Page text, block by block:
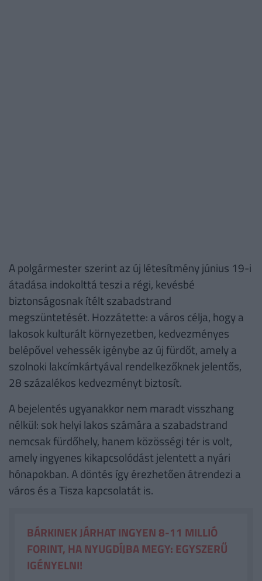
A polgármester szerint az új létesítmény június 19-i
átadása indokolttá teszi a régi, kevésbé
biztonságosnak ítélt szabadstrand
megszüntetését. Hozzátette: a város célja, hogy a
lakosok kulturált környezetben, kedvezményes
belépővel vehessék igénybe az új fürdőt, amely a
szolnoki lakcímkártyával rendelkezőknek jelentős,
28 százalékos kedvezményt biztosít.
A bejelentés ugyanakkor nem maradt visszhang
nélkül: sok helyi lakos számára a szabadstrand
nemcsak fürdőhely, hanem közösségi tér is volt,
amely ingyenes kikapcsolódást jelentett a nyári
hónapokban. A döntés így érezhetően átrendezi a
város és a Tisza kapcsolatát is.
BÁRKINEK JÁRHAT INGYEN 8-11 MILLIÓ
FORINT, HA NYUGDÍJBA MEGY: EGYSZERŰ
IGÉNYELNI!